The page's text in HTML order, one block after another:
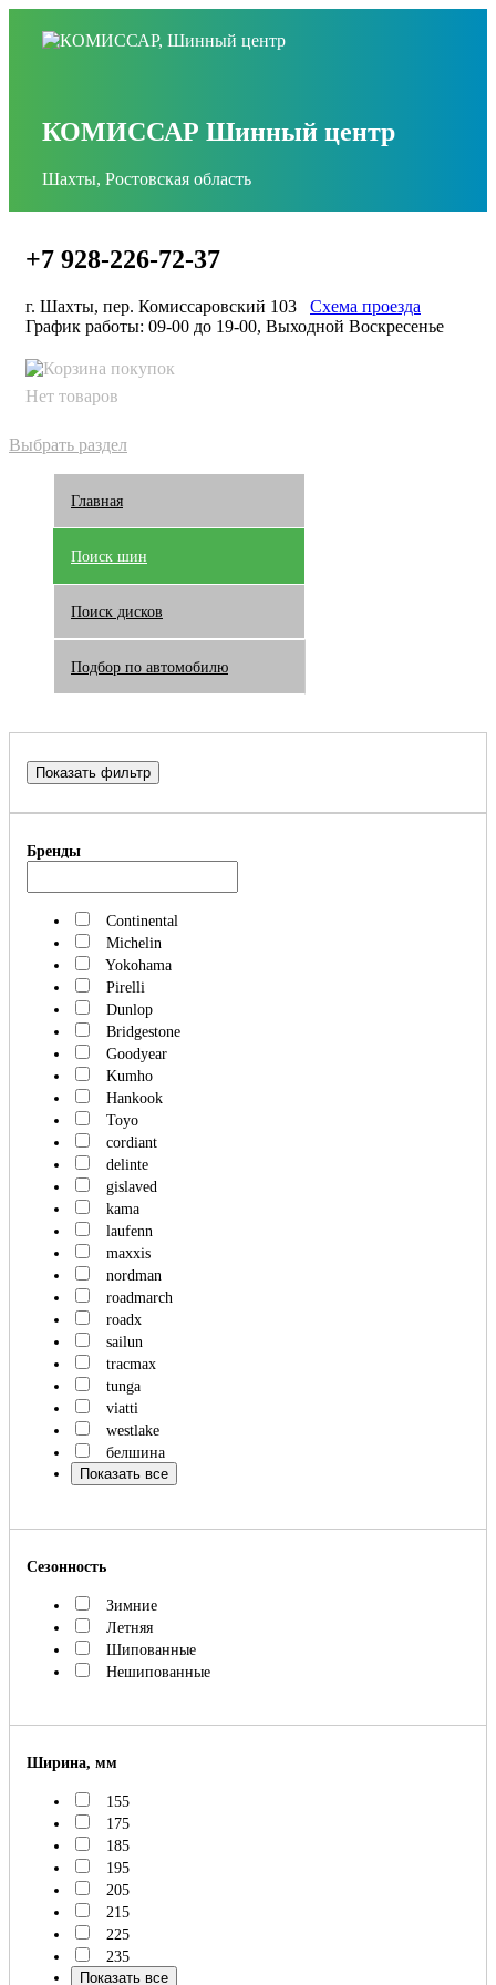
КОМИССАР Шинный центр
Шахты, Ростовская область
+7 928-226-72-37
г. Шахты, пер. Комиссаровский 103 Схема проезда
График работы: 09-00 до 19-00, Выходной Воскресенье
Нет товаров
Выбрать раздел
Главная
Поиск шин
Поиск дисков
Подбор по автомобилю
Показать фильтр
Бренды
Continental
Michelin
Yokohama
Pirelli
Dunlop
Bridgestone
Goodyear
Kumho
Hankook
Toyo
cordiant
delinte
gislaved
kama
laufenn
maxxis
nordman
roadmarch
roadx
sailun
tracmax
tunga
viatti
westlake
белшина
Показать все
Сезонность
Зимние
Летняя
Шипованные
Нешипованные
Ширина, мм
155
175
185
195
205
215
225
235
Показать все